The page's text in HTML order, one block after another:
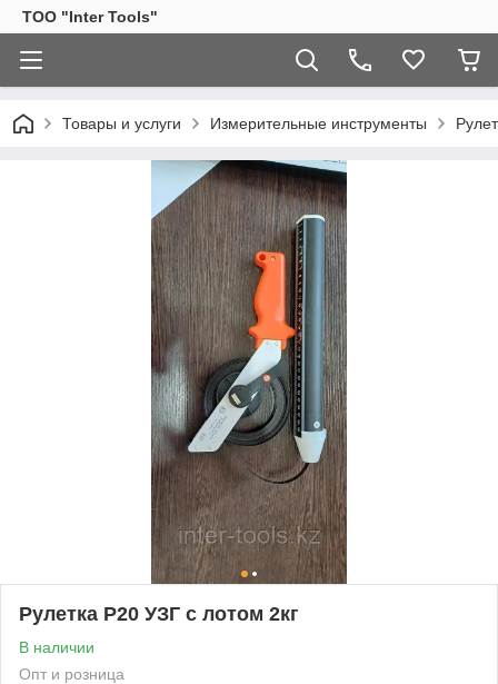
ТОО "Inter Tools"
Товары и услуги Измерительные инструменты
Рулетка Р20 УЗГ с лотом 2кг
В наличии
Опт и розница